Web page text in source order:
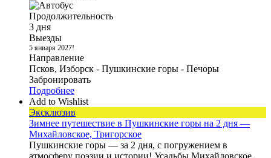
Продолжительность
3 дня
Выезды
5 января 2027!
Направление
Псков, Изборск - Пушкинские горы - Печоры
Забронировать
Подробнее
Add to Wishlist
Эксклюзив
Зимнее путешествие в Пушкинские горы на 2 дня —
Михайловское, Тригорское
Пушкинские горы — за 2 дня, с погружением в
атмосферу поэзии и истории! Усадьбы Михайловское,